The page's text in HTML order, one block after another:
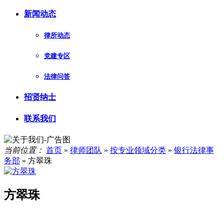
新闻动态
律所动态
党建专区
法律问答
招贤纳士
联系我们
当前位置： 首页 » 律师团队 » 按专业领域分类 » 银行法律事
务部 » 方翠珠
方翠珠